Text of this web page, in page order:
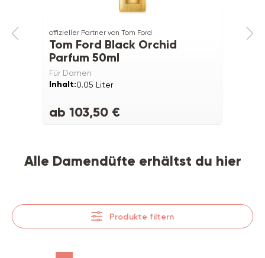
offizieller Partner von Tom Ford
Tom Ford Black Orchid
Parfum 50ml
Für Damen
Inhalt:0.05 Liter
ab 103,50 €
Alle Damendüfte erhältst du hier
Produkte filtern